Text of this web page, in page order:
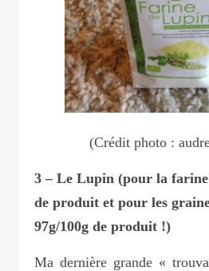
(Crédit photo :
3 – Le Lupin (pour la
de produit et pour les
97g/100g de produit !)
Ma dernière grande «